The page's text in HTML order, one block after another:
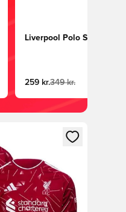
Liverpool Polo Spacedye
259 kr.349 kr.
logge ind eller tilmelde dig